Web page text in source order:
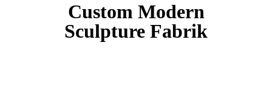
Custom Modern
Sculpture Fabrik